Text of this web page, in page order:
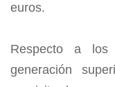
euros.
Respecto a los
generación